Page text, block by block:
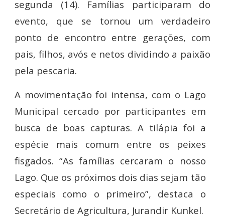
segunda (14). Famílias participaram do
evento, que se tornou um verdadeiro
ponto de encontro entre gerações, com
pais, filhos, avós e netos dividindo a paixão
pela pescaria.
A movimentação foi intensa, com o Lago
Municipal cercado por participantes em
busca de boas capturas. A tilápia foi a
espécie mais comum entre os peixes
fisgados. “As famílias cercaram o nosso
Lago. Que os próximos dois dias sejam tão
especiais como o primeiro”, destaca o
Secretário de Agricultura, Jurandir Kunkel.